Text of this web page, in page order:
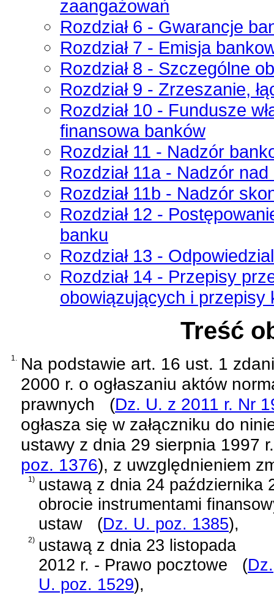
zaangażowań
Rozdział 6 - Gwarancje
Rozdział 7 - Emisja
Rozdział 8 - Szczególne
Rozdział 9 - Zrzeszanie,
Rozdział 10 - Fundusze
finansowa banków
Rozdział 11 - Nadzór
Rozdział 11a - Nadzór
Rozdział 11b - Nadzór
Rozdział 12 -
banku
Rozdział 13 -
Rozdział 14 - Przepisy
obowiązujących i przepisy
Treść
1. Na podstawie art. 16 ust. 1
2000 r. o ogłaszaniu aktów
prawnych
(Dz. U. z 2011 r. Nr
ogłasza się w załączniku do
ustawy z dnia 29 sierpnia 1997
poz. 1376), z uwzględnieniem
1) ustawą z dnia 24 października
obrocie instrumentami
ustaw
(Dz. U. poz. 1385),
2) ustawą z dnia 23 listopada
2012 r. - Prawo pocztowe
(Dz.
U. poz. 1529),